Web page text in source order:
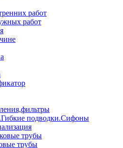
работ
работ
подводки.Сифоны
трубы
трубы